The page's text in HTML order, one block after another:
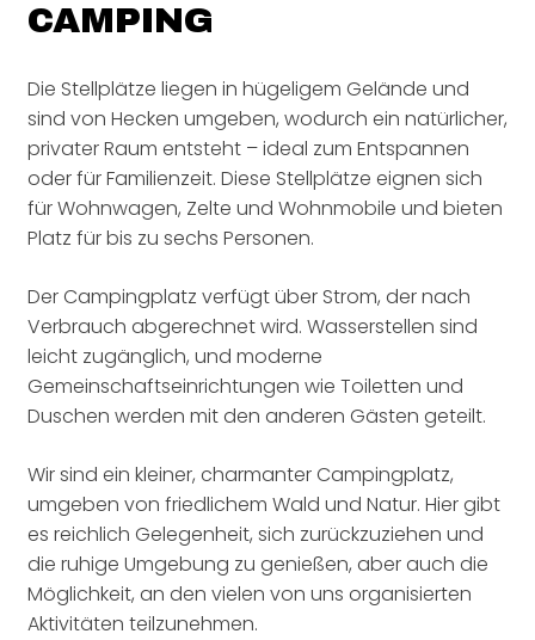
CAMPING
Die Stellplätze liegen in hügeligem Gelände und
sind von Hecken umgeben, wodurch ein natürlicher,
privater Raum entsteht – ideal zum Entspannen
oder für Familienzeit. Diese Stellplätze eignen sich
für Wohnwagen, Zelte und Wohnmobile und bieten
Platz für bis zu sechs Personen.
Der Campingplatz verfügt über Strom, der nach
Verbrauch abgerechnet wird. Wasserstellen sind
leicht zugänglich, und moderne
Gemeinschaftseinrichtungen wie Toiletten und
Duschen werden mit den anderen Gästen geteilt.
Wir sind ein kleiner, charmanter Campingplatz,
umgeben von friedlichem Wald und Natur. Hier gibt
es reichlich Gelegenheit, sich zurückzuziehen und
die ruhige Umgebung zu genießen, aber auch die
Möglichkeit, an den vielen von uns organisierten
Aktivitäten teilzunehmen.